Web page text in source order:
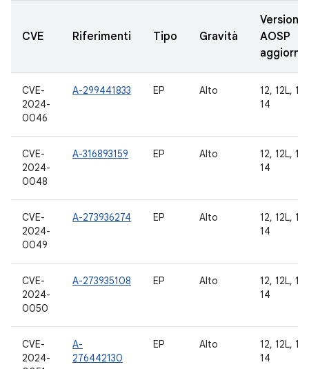
CVE Riferimenti Tipo Gravità
Versioni
AOSP
CVE-
2024-
0046
A-299441833 EP Alto
12, 12L, 13,
14
CVE-
2024-
0048
A-316893159 EP Alto
12, 12L, 13,
14
CVE-
2024-
0049
A-273936274 EP Alto
12, 12L, 13,
14
CVE-
2024-
0050
A-273935108 EP Alto
12, 12L, 13,
14
CVE-
2024-
A-
276442130
EP Alto
12, 12L, 13,
14